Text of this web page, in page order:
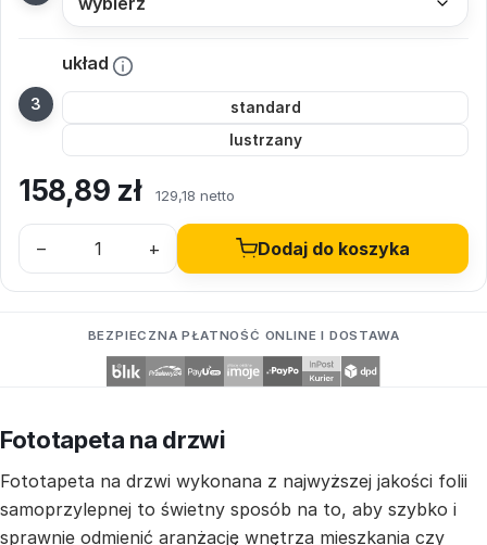
układ
standard
lustrzany
158,89 zł 129,18 netto
– + Dodaj do koszyka
BEZPIECZNA PŁATNOŚĆ ONLINE I DOSTAWA
Fototapeta na drzwi
Fototapeta na drzwi wykonana z najwyższej jakości folii
samoprzylepnej to świetny sposób na to, aby szybko i
sprawnie odmienić aranżację wnętrza mieszkania czy